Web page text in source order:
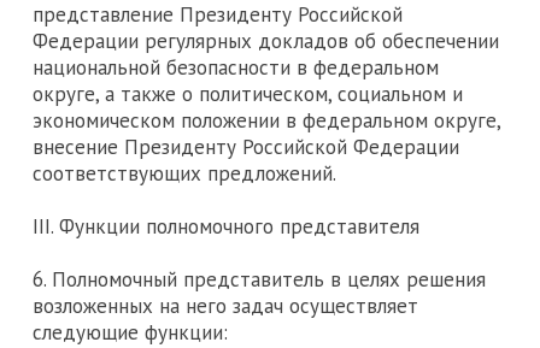
представление Президенту Российской
Федерации регулярных докладов об обеспечении
национальной безопасности в федеральном
округе, а также о политическом, социальном и
экономическом положении в федеральном округе,
внесение Президенту Российской Федерации
соответствующих предложений.
III. Функции полномочного представителя
6. Полномочный представитель в целях решения
возложенных на него задач осуществляет
следующие функции: